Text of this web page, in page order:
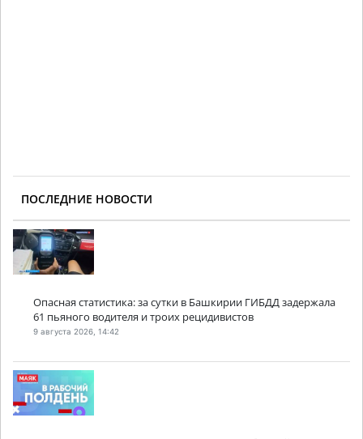
ПОСЛЕДНИЕ НОВОСТИ
Опасная статистика: за сутки в Башкирии ГИБДД задержала
61 пьяного водителя и троих рецидивистов
9 августа 2026, 14:42